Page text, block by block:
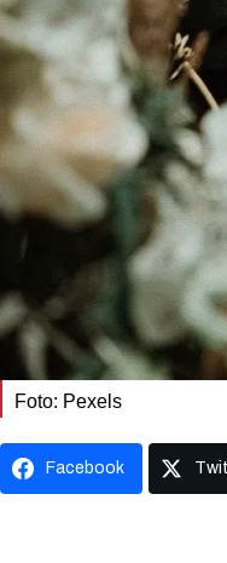
Foto: Pexels
Facebook